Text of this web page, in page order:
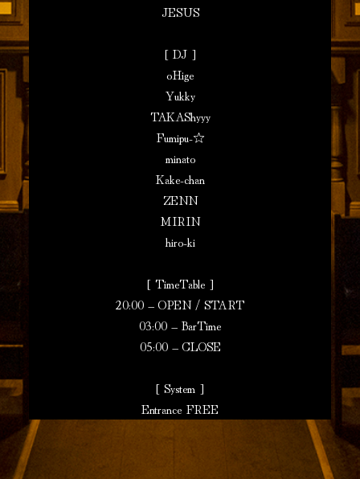
JESUS
[ DJ ]
oHige
Yukky
TAKAShyyy
Fumipu-☆
minato
Kake-chan
ZENN
MIRIN
hiro-ki
[ TimeTable ]
20:00 – OPEN / START
03:00 – BarTime
05:00 – CLOSE
[ System ]
Entrance FREE